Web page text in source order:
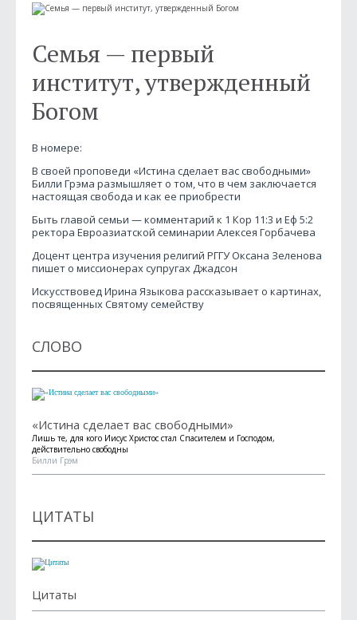
Семья — первый
институт, утвержденный
Богом
В номере:
В своей проповеди «Истина сделает вас свободными»
Билли Грэма размышляет о том, что в чем заключается
настоящая свобода и как ее приобрести
Быть главой семьи — комментарий к 1 Кор 11:3 и Еф 5:2
ректора Евроазиатской семинарии Алексея Горбачева
Доцент центра изучения религий РГГУ Оксана Зеленова
пишет о миссионерах супругах Джадсон
Искусствовед Ирина Языкова рассказывает о картинах,
посвященных Святому семейству
СЛОВО
«Истина сделает вас свободными»
Лишь те, для кого Иисус Христос стал Спасителем и Господом,
действительно свободны
Билли Грэм
ЦИТАТЫ
Цитаты